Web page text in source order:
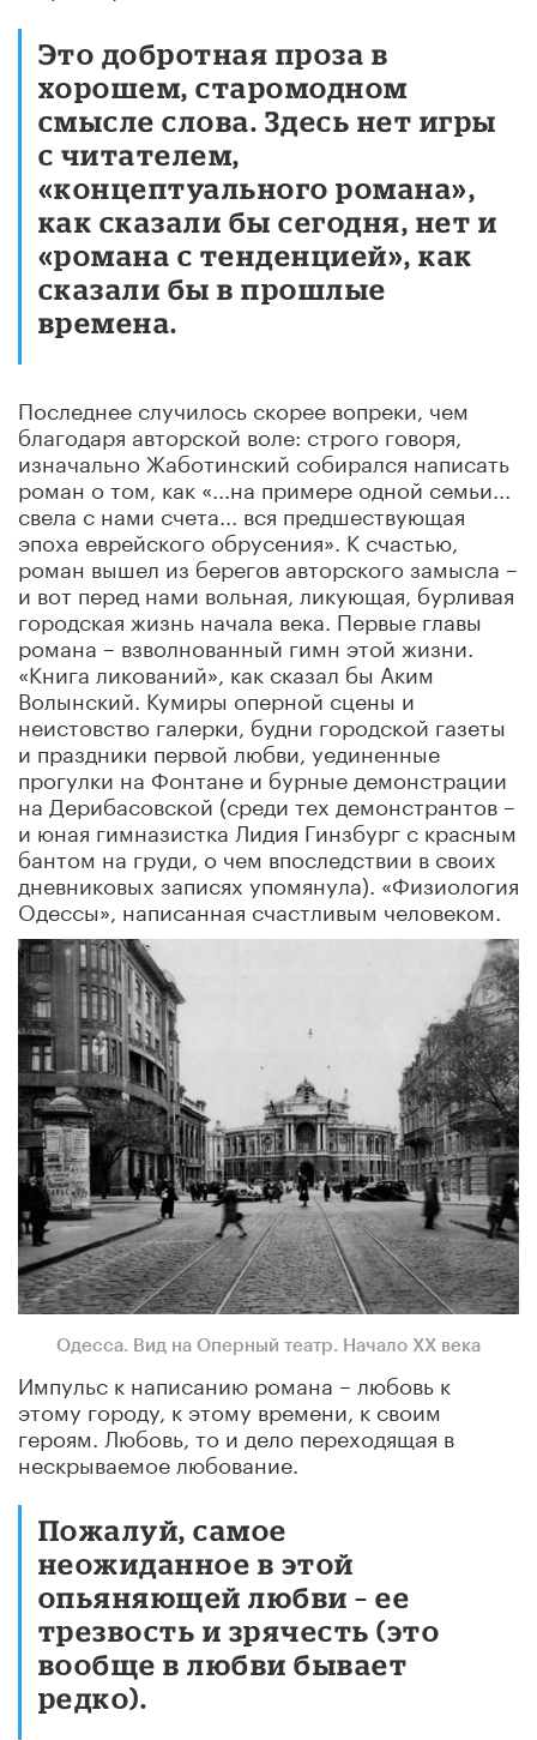
Это добротная проза в
хорошем, старомодном
смысле слова. Здесь нет игры
с читателем,
«концептуального романа»,
как сказали бы сегодня, нет и
«романа с тенденцией», как
сказали бы в прошлые
времена.
Последнее случилось скорее вопреки, чем
благодаря авторской воле: строго говоря,
изначально Жаботинский собирался написать
роман о том, как «...на примере одной семьи...
свела с нами счета... вся предшествующая
эпоха еврейского обрусения». К счастью,
роман вышел из берегов авторского замысла –
и вот перед нами вольная, ликующая, бурливая
городская жизнь начала века. Первые главы
романа – взволнованный гимн этой жизни.
«Книга ликований», как сказал бы Аким
Волынский. Кумиры оперной сцены и
неистовство галерки, будни городской газеты
и праздники первой любви, уединенные
прогулки на Фонтане и бурные демонстрации
на Дерибасовской (среди тех демонстрантов –
и юная гимназистка Лидия Гинзбург с красным
бантом на груди, о чем впоследствии в своих
дневниковых записях упомянула). «Физиология
Одессы», написанная счастливым человеком.
Одесса. Вид на Оперный театр. Начало XX века
Импульс к написанию романа – любовь к
этому городу, к этому времени, к своим
героям. Любовь, то и дело переходящая в
нескрываемое любование.
Пожалуй, самое
неожиданное в этой
опьяняющей любви – ее
трезвость и зрячесть (это
вообще в любви бывает
редко).